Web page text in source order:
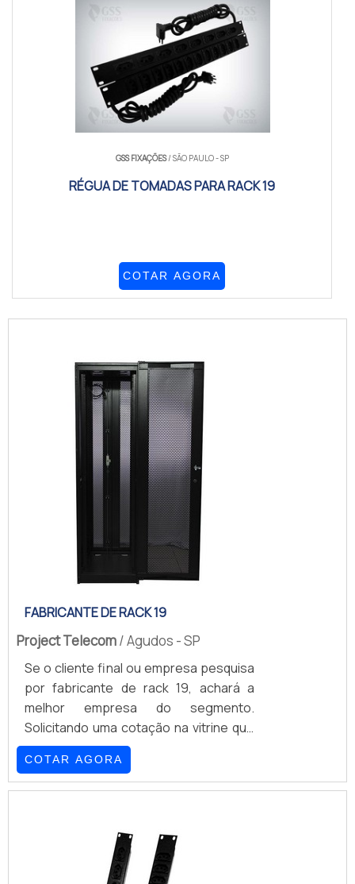
GSS FIXAÇÕES/ SÃO PAULO - SP
RÉGUA DE TOMADAS PARA RACK 19
COTAR AGORA
FABRICANTE DE RACK 19
Project Telecom/ Agudos - SP
Se o cliente final ou empresa pesquisa
por fabricante de rack 19, achará a
melhor empresa do segmento.
Solicitando uma cotação na vitrine que
se chama Soluções Industriais e
encontrando a melhor referência em
qualidade do mercado.Quando o tema é
poderá contar com proteção com
soluções completas e personalizadas
COTAR AGORA